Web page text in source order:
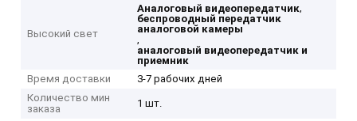
Высокий свет
Аналоговый видеопередатчик,
беспроводный передатчик
аналоговой камеры
,
аналоговый видеопередатчик и
приемник
Время доставки
3-7 рабочих дней
Количество мин
заказа
1 шт.